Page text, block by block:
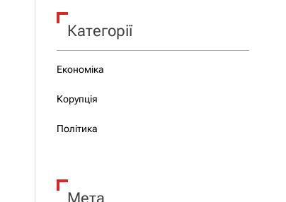
Категорії
Економіка
Корупція
Політика
Мета